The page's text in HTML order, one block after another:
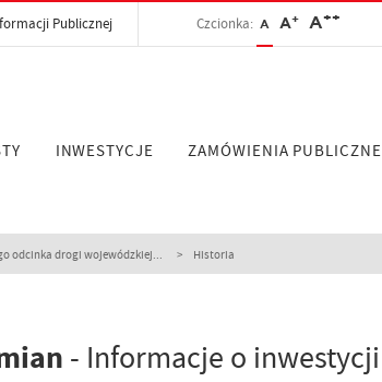
Publicznej Czcionka: A A+ A++
INWESTYCJE ZAMÓWIENIA PUBLICZNE
odcinka drogi wojewódzkiej... Historia
- Informacje o inwestycji